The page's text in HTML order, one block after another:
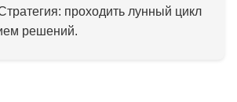
проходить лунный цикл
решений.